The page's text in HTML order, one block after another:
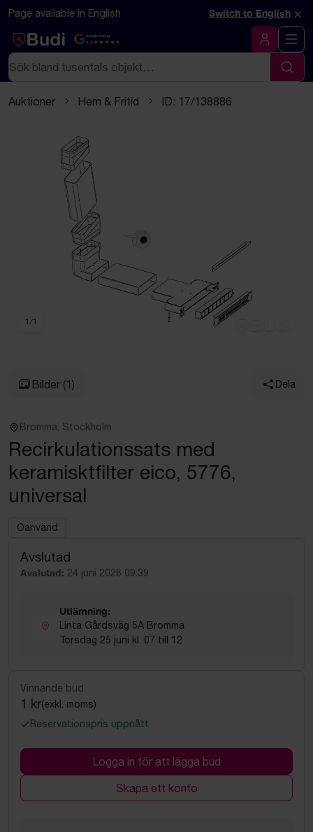
Hoppa till innehåll
Textbaserad (markdown) version av denna sida
Page available in English Switch to English ×
Google Rating
4.5
Logga in
Sök
Sök
Auktioner Hem & Fritid ID: 17/138886
1 /1
Bilder (1) Dela
Bromma, Stockholm
Recirkulationssats med
keramisktfilter eico, 5776,
universal
Oanvänd
Avslutad
Avslutad: 24 juni 2026 09:39
Utlämning:
Linta Gårdsväg 5A Bromma
Torsdag 25 juni kl. 07 till 12
Vinnande bud
1 kr(exkl. moms)
Reservationspris uppnått
Logga in för att lägga bud
Skapa ett konto